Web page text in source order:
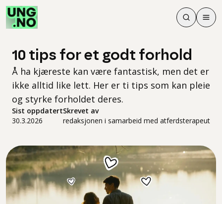
Søk
Søk
Meny
10 tips for et godt forhold
Å ha kjæreste kan være fantastisk, men det er
ikke alltid like lett. Her er ti tips som kan pleie
og styrke forholdet deres.
Sist oppdatert
30.3.2026
Skrevet av
redaksjonen i samarbeid med atferdsterapeut